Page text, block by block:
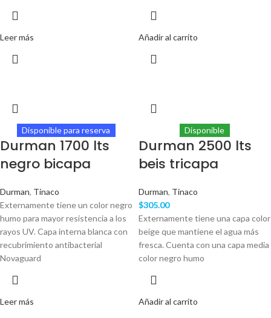
Leer más Añadir al carrito
Disponible para reserva
Durman 1700 lts
negro bicapa
Durman, Tinaco
Externamente tiene un color negro
humo para mayor resistencia a los
rayos UV. Capa interna blanca con
recubrimiento antibacterial
Novaguard
Leer más
Disponible
Durman 2500 lts
beis tricapa
Durman, Tinaco
$305.00
Externamente tiene una capa color
beige que mantiene el agua más
fresca. Cuenta con una capa media
color negro humo
Añadir al carrito